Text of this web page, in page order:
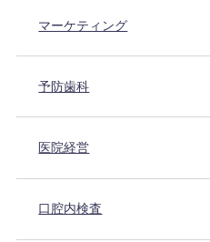
マーケティング
予防歯科
医院経営
口腔内検査